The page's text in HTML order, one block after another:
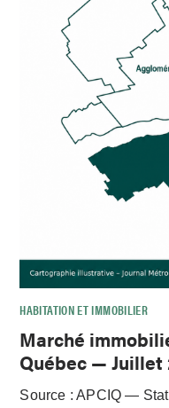
HABITATION ET IMMOBILIER
Marché
Québec — Juillet
Source : APCIQ —